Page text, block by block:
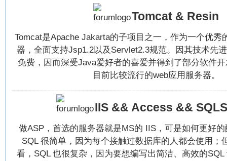
Tomcat & Resin
Tomcat是Apache Jakarta的子项目之一，作为一个优秀
器，全面支持Jsp1.2以及Servlet2.3规范。因其技术先
免费，因而深受Java爱好者的喜爱并得到了部分软件
目前比较流行的web应用服务器。
IIS && Access &&
做ASP，首选的服务器就是MS的 IIS，可是如何更好
SQL 很简单，因为每个接触过数据库的人都会使用；
看，SQL 也很复杂，因为要想编写出简洁、高效的